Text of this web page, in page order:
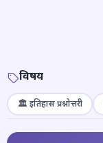
विषय
🏛️ इतिहास प्रश्नोत्तरी